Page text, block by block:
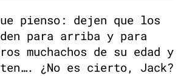
pienso: dejen que los
para arriba y para
muchachos de su edad y
¿No es cierto, Jack?